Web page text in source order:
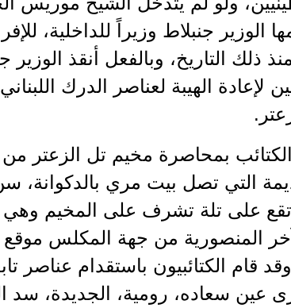
الوزير جنبلاط وزيراً للداخلية،
ذلك التاريخ، وبالفعل أنقذ الوزير
الهيبة لعناصر الدرك
حيث بدأت الكتائب بمحاصرة مخيم تل
التي تصل بيت مري بالدكوانة،
تقع على تلة تشرف على المخيم وهي
المنصورية من جهة المكلس
قام الكتائبيون باستقدام عناصر
عين سعاده، رومية، الجديدة، سد